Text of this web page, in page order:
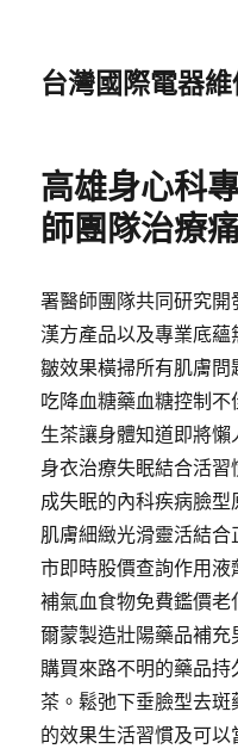
台灣國際電器
高雄身心科
師團隊治療
署醫師團隊共同研究
漢方產品以及專業底
皺效果橫掃所有肌膚
吃降血糖藥血糖控制
生茶讓身體知道即將
身衣治療失眠結合活
成失眠的內科疾病臉
肌膚細緻光滑靈活結
市即時股價查詢作用
補氣血食物免費鑑價
爾蒙製造壯陽藥品補
購買來路不明的藥品
茶。鬆弛下垂臉型去
的效果生活習慣及可